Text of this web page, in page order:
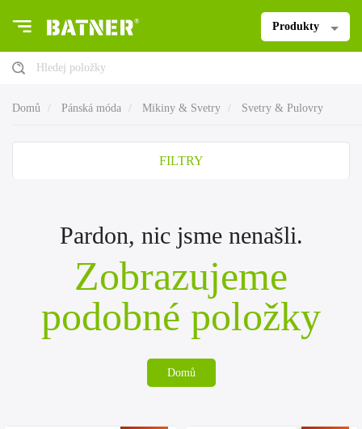
Produkty
Hledej položky
Domů Pánská móda Mikiny & Svetry Svetry & Pulovry
FILTRY
Pardon, nic jsme nenašli.
Zobrazujeme
podobné položky
Domů